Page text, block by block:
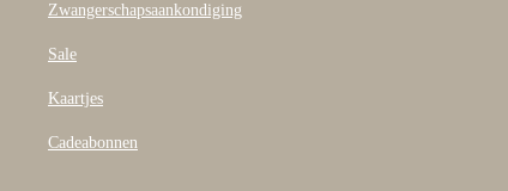
Zwangerschapsaankondiging
Sale
Kaartjes
Cadeabonnen